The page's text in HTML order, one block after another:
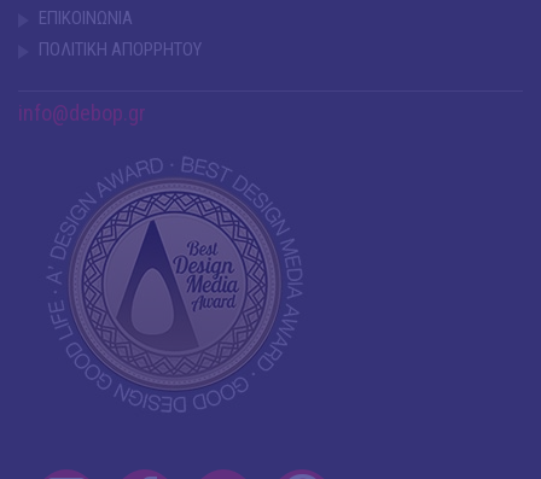
ΕΠΙΚΟΙΝΩΝΙΑ
ΠΟΛΙΤΙΚΗ ΑΠΟΡΡΗΤΟΥ
info@debop.gr